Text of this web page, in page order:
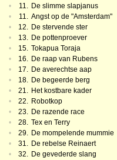
•
11. De slimme slapjanus
•
11. Angst op de "Amsterdam"
•
12. De stervende ster
•
13. De pottenproever
•
15. Tokapua Toraja
•
16. De raap van Rubens
•
17. De averechtse aap
•
18. De begeerde berg
•
21. Het kostbare kader
•
22. Robotkop
•
23. De razende race
•
28. Tex en Terry
•
29. De mompelende mummie
•
31. De rebelse Reinaert
•
32. De gevederde slang